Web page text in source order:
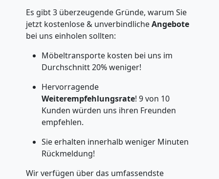
Es gibt 3 überzeugende Gründe, warum Sie
jetzt kostenlose & unverbindlicheAngebote
bei uns einholen sollten:
Möbeltransporte kosten bei uns im
Durchschnitt 20% weniger!
Hervorragende
Weiterempfehlungsrate! 9 von 10
Kunden würden uns ihren Freunden
empfehlen.
Sie erhalten innerhalb weniger Minuten
Rückmeldung!
Wir verfügen über das umfassendste